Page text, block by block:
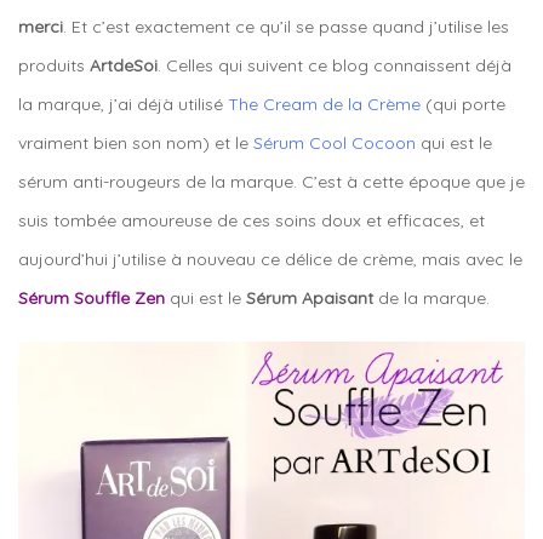
merci. Et c’est exactement ce qu’il se passe quand j’utilise les
produits ArtdeSoi. Celles qui suivent ce blog connaissent déjà
la marque, j’ai déjà utilisé The Cream de la Crème (qui porte
vraiment bien son nom) et le Sérum Cool Cocoon qui est le
sérum anti-rougeurs de la marque. C’est à cette époque que je
suis tombée amoureuse de ces soins doux et efficaces, et
aujourd’hui j’utilise à nouveau ce délice de crème, mais avec le
Sérum Souffle Zen qui est le Sérum Apaisant de la marque.